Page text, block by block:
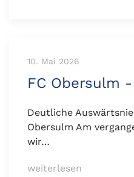
10. Mai 2026
FC Obersulm -
Deutliche
Obersulm Am
wir…
weiterlesen